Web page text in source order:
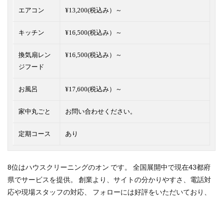
エアコン ¥13,200(税込み）～
キッチン ¥16,500(税込み）～
換気扇レン
ジフード
¥16,500(税込み）～
お風呂 ¥17,600(税込み）～
家中丸ごと お問い合わせください。
定期コース あり
8位はハウスクリーニングのオン です。 全国展開中で現在43都府
県でサービスを提供。 創業より、サイトの分かりやすさ、電話対
応や現場スタッフの対応、 フォローには好評をいただいており、